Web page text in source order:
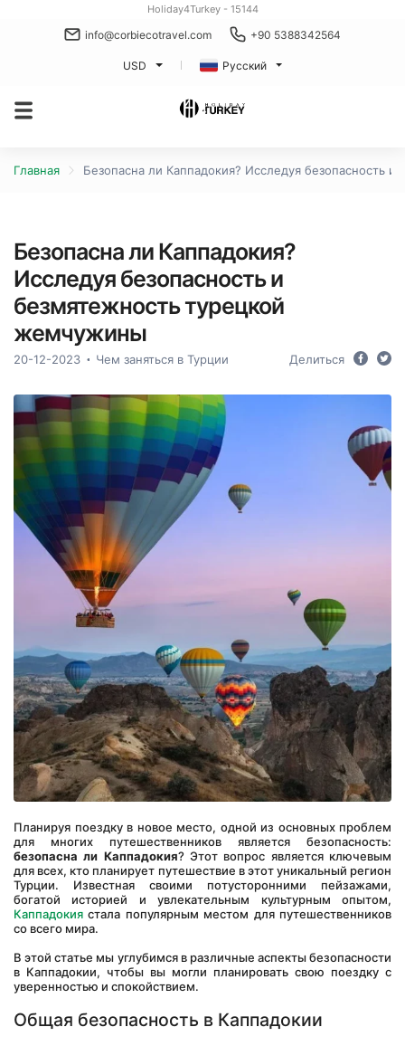
Holiday4Turkey - 15144
info@corbiecotravel.com +90 5388342564
USD Русский
Главная Безопасна ли Каппадокия? Исследуя безопасность
Безопасна ли Каппадокия?
Исследуя безопасность и
безмятежность турецкой
жемчужины
20-12-2023 Чем заняться в Турции Делиться
Планируя поездку в новое место, одной из основных проблем
безопасна ли Каппадокия? Этот вопрос является ключевым
для всех, кто планирует путешествие в этот уникальный регион
Турции. Известная своими потусторонними пейзажами,
богатой историей и увлекательным культурным опытом,
Каппадокия стала популярным местом для путешественников
со всего мира.
В этой статье мы углубимся в различные аспекты безопасности
в Каппадокии, чтобы вы могли планировать свою поездку с
уверенностью и спокойствием.
Общая безопасность в Каппадокии